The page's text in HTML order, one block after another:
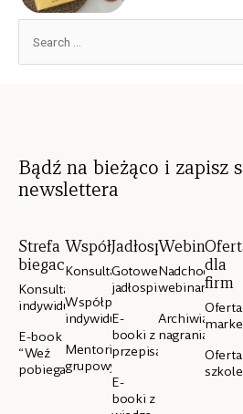
Bądź na bieżąco i zapisz
newslettera
Strefa
biegacza
Konsultacje
indywidualne
E-book
“Weź
pobiegaj”
Współpraca
Konsultacje
Współpraca
indywidualna
Mentoring
grupowy
Jadłospisy
Gotowe
jadłospisy
E-
booki z
przepisami
E-
booki z
Webinary
Nadchodzące
webinary
Archiwialne
nagrania
dla
firm
Oferta
Oferta